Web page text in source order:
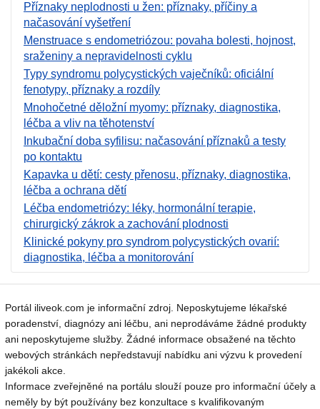
Příznaky neplodnosti u žen: příznaky, příčiny a
načasování vyšetření
Menstruace s endometriózou: povaha bolesti, hojnost,
sraženiny a nepravidelnosti cyklu
Typy syndromu polycystických vaječníků: oficiální
fenotypy, příznaky a rozdíly
Mnohočetné děložní myomy: příznaky, diagnostika,
léčba a vliv na těhotenství
Inkubační doba syfilisu: načasování příznaků a testy
po kontaktu
Kapavka u dětí: cesty přenosu, příznaky, diagnostika,
léčba a ochrana dětí
Léčba endometriózy: léky, hormonální terapie,
chirurgický zákrok a zachování plodnosti
Klinické pokyny pro syndrom polycystických ovarií:
diagnostika, léčba a monitorování
Portál iliveok.com je informační zdroj. Neposkytujeme lékařské
poradenství, diagnózy ani léčbu, ani neprodáváme žádné produkty
ani neposkytujeme služby. Žádné informace obsažené na těchto
webových stránkách nepředstavují nabídku ani výzvu k provedení
jakékoli akce.
Informace zveřejněné na portálu slouží pouze pro informační účely a
neměly by být používány bez konzultace s kvalifikovaným